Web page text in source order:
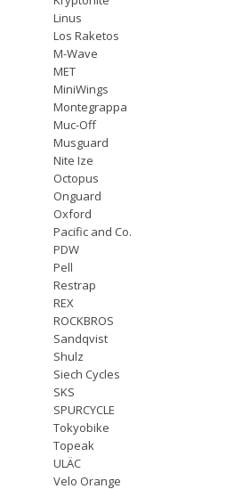
Linus
Los Raketos
M-Wave
MET
MiniWings
Montegrappa
Muc-Off
Musguard
Nite Ize
Octopus
Onguard
Oxford
Pacific and Co.
PDW
Pell
Restrap
REX
ROCKBROS
Sandqvist
Shulz
Siech Cycles
SKS
SPURCYCLE
Tokyobike
Topeak
ULÄC
Velo Orange